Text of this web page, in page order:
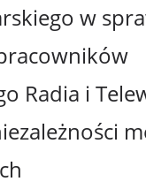
w
Radia i